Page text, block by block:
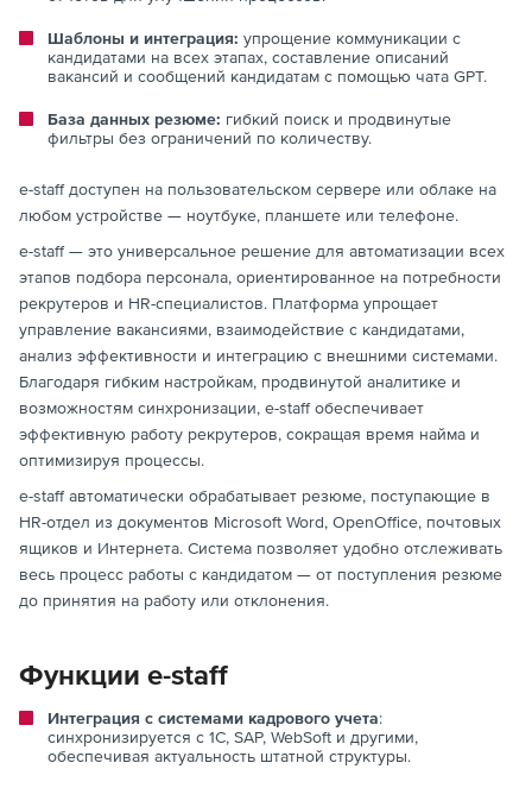
Шаблоны и интеграция: упрощение коммуникации с
кандидатами на всех этапах, составление описаний
вакансий и сообщений кандидатам с помощью чата GPT.
База данных резюме: гибкий поиск и продвинутые
фильтры без ограничений по количеству.
e-staff доступен на пользовательском сервере или облаке на
любом устройстве — ноутбуке, планшете или телефоне.
e-staff — это универсальное решение для автоматизации всех
этапов подбора персонала, ориентированное на потребности
рекрутеров и HR-специалистов. Платформа упрощает
управление вакансиями, взаимодействие с кандидатами,
анализ эффективности и интеграцию с внешними системами.
Благодаря гибким настройкам, продвинутой аналитике и
возможностям синхронизации, e-staff обеспечивает
эффективную работу рекрутеров, сокращая время найма и
оптимизируя процессы.
e-staff автоматически обрабатывает резюме, поступающие в
HR-отдел из документов Microsoft Word, OpenOffice, почтовых
ящиков и Интернета. Система позволяет удобно отслеживать
весь процесс работы с кандидатом — от поступления резюме
до принятия на работу или отклонения.
Функции e-staff
Интеграция с системами кадрового учета:
синхронизируется с 1С, SAP, WebSoft и другими,
обеспечивая актуальность штатной структуры.